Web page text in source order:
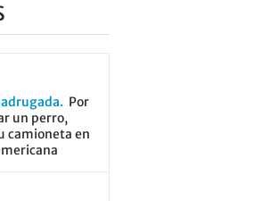
Por
un perro,
camioneta en